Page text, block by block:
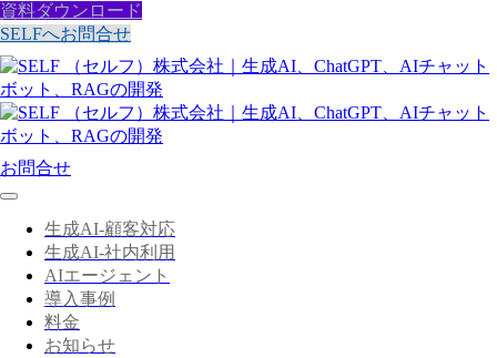
資料ダウンロード
SELFへお問合せ
お問合せ
生成AI-顧客対応
生成AI-社内利用
AIエージェント
導入事例
料金
お知らせ